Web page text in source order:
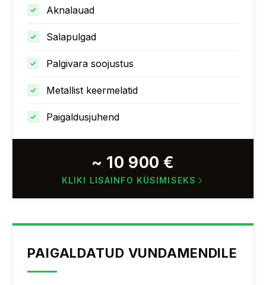
Aknalauad
Salapulgad
Palgivara soojustus
Metallist keermelatid
Paigaldusjuhend
~ 10 900 €
KLIKI LISAINFO KÜSIMISEKS
PAIGALDATUD VUNDAMENDILE